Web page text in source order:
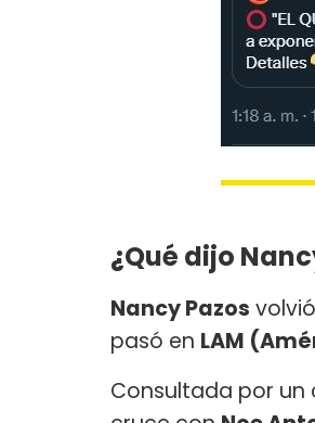
¿Qué dijo
Nancy Pazos
pasó en LAM
Consultada por un